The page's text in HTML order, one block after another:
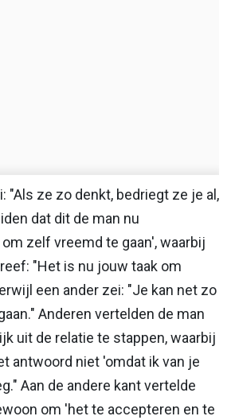
"Als ze zo denkt, bedriegt ze je al,
dat dit de man nu
zelf vreemd te gaan', waarbij
"Het is nu jouw taak om
een ander zei: "Je kan net zo
Anderen vertelden de man
uit de relatie te stappen, waarbij
antwoord niet 'omdat ik van je
Aan de andere kant vertelde
om 'het te accepteren en te